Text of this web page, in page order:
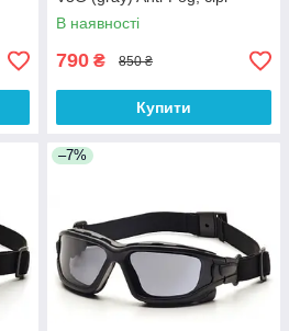
В наявності
790 ₴ 850 ₴
Купити
–7%